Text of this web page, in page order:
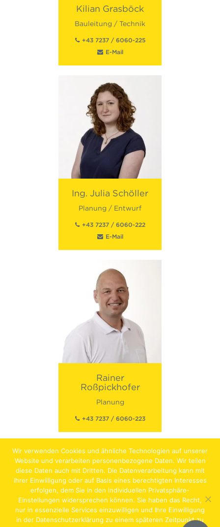
Kilian Grasböck
Bauleitung / Technik
+43 7237 / 6060-225
E-Mail
Ing. Julia Schöller
Planung / Entwurf
+43 7237 / 6060-222
E-Mail
Rainer
Roßpickhofer
Planung
+43 7237 / 6060-223
Jobs Lehrstellen Impressum AGB Datenschutz
Hentschläger Bau GmbH – A-4222 Langenstein,
Wir verwenden Cookies und ähnliche Technologien auf unserer
Website und verarbeiten personenbezogene Daten. Wir teilen
diese Daten auch mit Dritten. Die Datenverarbeitung kann mit
Ihrer Einwilligung oder auf Basis eines berechtigten Interesses
erfolgen, dem Sie in den individuellen Privatsphäre-
Einstellungen widersprechen können. Sie haben das Recht,
nur in essenzielle Services einzuwilligen und Ihre Einwilligung
in der Datenschutzerklärung zu einem späteren Zeitpunkt zu